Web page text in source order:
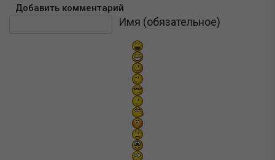
Добавить комментарий
Имя (обязательное)